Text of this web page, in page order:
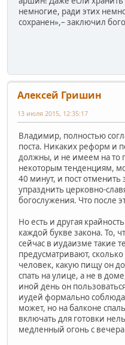
немногие, ради этих
сохранен»,– заключил
Алексей Гришин
13 июля 2015, 12:35:17
Владимир, полностью
поста. Никаких реформ и
должны, и не имеем на то
некоторым тенденциям,
40 минут, и пост отменить
упразднить церковно-
богослужения. Что после
Но есть и другая
каждой букве закона. То,
сейчас в иудаизме такие
предусматривают,
человек, какую пищу он
спать на улице, а не в
иной день он
иудей формально
может, но на балконе
включать для готовки
медленный огонь с